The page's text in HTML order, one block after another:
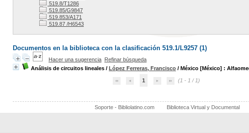
519.8/T1286
519.85/G9847
519.853/A171
519.87 /H6543
Documentos en la biblioteca con la clasificación 519.1/L9257 (1)
Hacer una sugerencia Refinar búsqueda
Análisis de circuitos lineales / López Ferreras, Francisco / México [México] :
1 (1 - 1 / 1)
Soporte - Bibliolatino.com Biblioteca Virtual y Documental